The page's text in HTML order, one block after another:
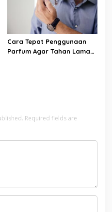
Cara Tepat Penggunaan
Parfum Agar Tahan Lama
Required fields are